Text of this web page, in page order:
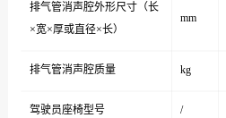
排气管消声腔外形尺寸（长
×宽×厚或直径×长）
mm
排气管消声腔质量 kg
驾驶员座椅型号 /